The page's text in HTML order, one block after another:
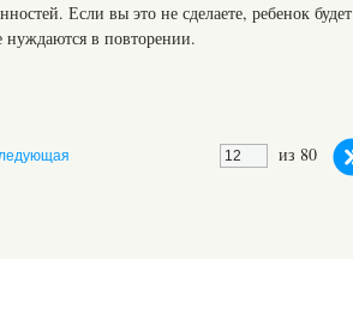
Если вы это не сделаете, ребенок будет
нуждаются в повторении.
из 80